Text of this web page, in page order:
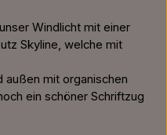
Windlicht mit einer
Skyline, welche mit
außen mit organischen
ein schöner Schriftzug